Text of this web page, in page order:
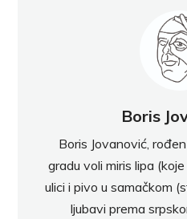
Boris
Boris Jovanović,
gradu voli miris lipa
ulici i pivo u samačkom
ljubavi prema